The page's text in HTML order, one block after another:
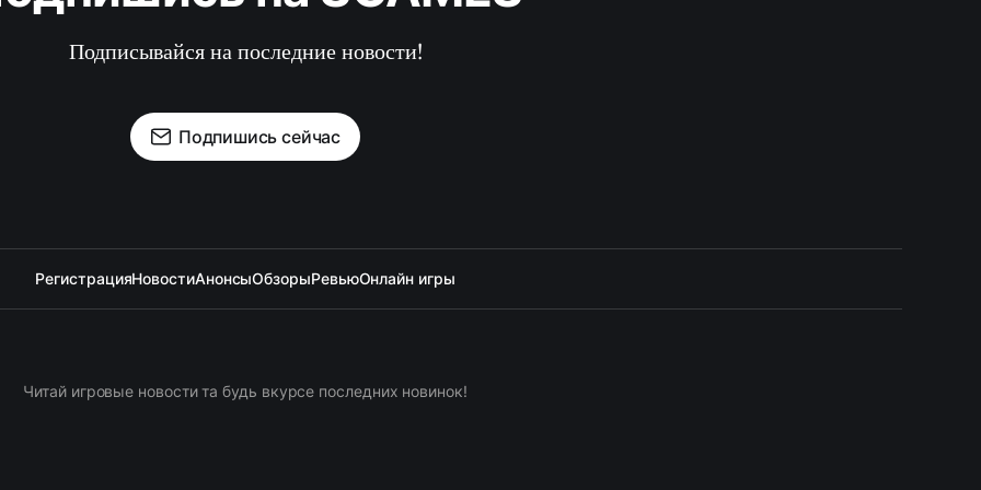
Подписывайся на последние новости!
Подпишись сейчас
РегистрацияНовостиАнонсыОбзорыРевьюОнлайн игры
Читай игровые новости та будь вкурсе последних новинок!